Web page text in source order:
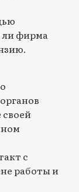
ли фирма
своей
с
работы и